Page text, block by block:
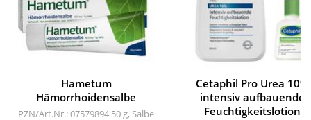
Hametum
Hämorrhoidensalbe
PZN/Art.Nr.: 07579894 50 g, Salbe
Cetaphil Pro Urea 10%
intensiv aufbauende
Feuchtigkeitslotion